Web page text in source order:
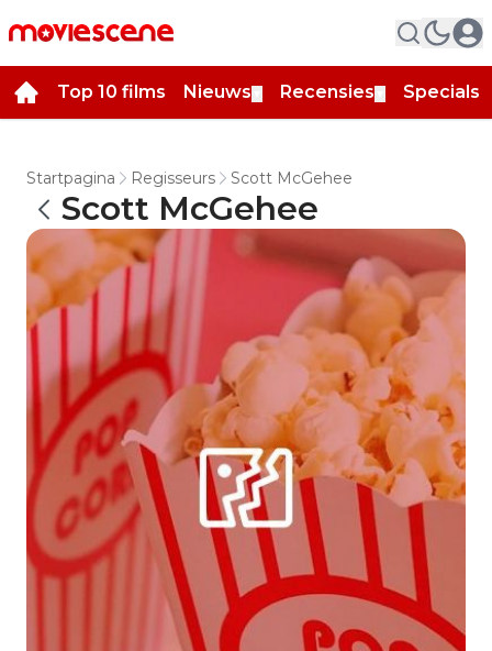
Top 10 films Nieuws Recensies Specials
Startpagina Regisseurs Scott McGehee
Scott McGehee